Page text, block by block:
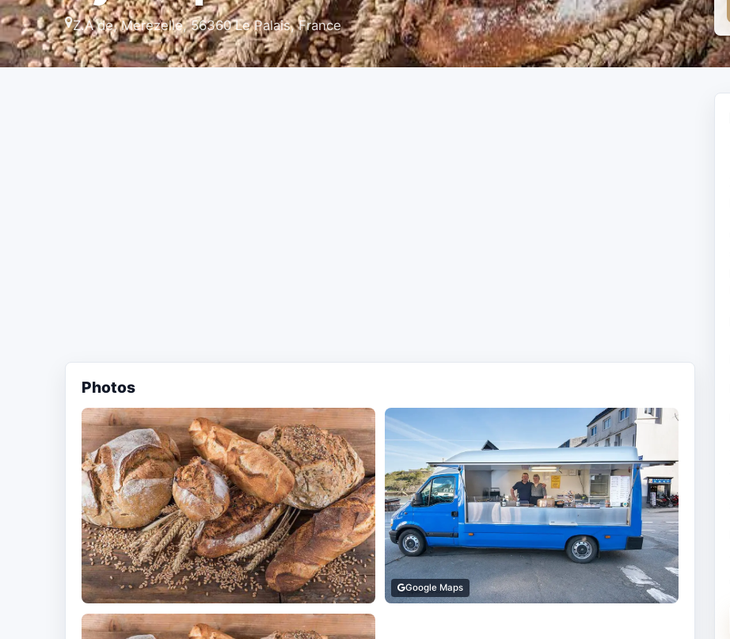
Z.A de, Merezelle, 56360 Le Palais, France
Photos
Google Maps